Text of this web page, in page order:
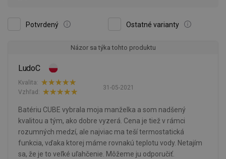
Potvrdený Ostatné varianty
Názor sa týka tohto produktu
LudoC
31-05-2021
Kvalita:
Vzhľad:
Batériu CUBE vybrala moja manželka a som nadšený
kvalitou a tým, ako dobre vyzerá. Cena je tiež v rámci
rozumných medzí, ale najviac ma teší termostatická
funkcia, vďaka ktorej máme rovnakú teplotu vody. Netajím
sa, že je to veľké uľahčenie. Môžeme ju odporučiť.